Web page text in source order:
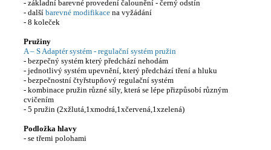
- základní barevné provedení čalounění - černý odstín
- další barevné modifikace na vyžádání
- 8 koleček
Pružiny
A – S Adaptér systém - regulační systém pružin
- bezpečný systém který předchází nehodám
- jednotlivý systém upevnění, který předchází tření a hluku
- bezpečnostní čtyřstupňový regulační systém
- kombinace pružin různé síly, která se lépe přizpůsobí různým
cvičením
- 5 pružin (2xžlutá,1xmodrá,1xčervená,1xzelená)
Podložka hlavy
- se třemi polohami